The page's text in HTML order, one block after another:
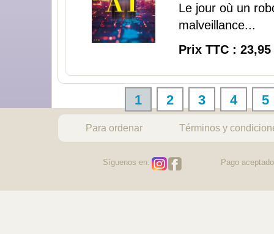
Le jour où un
malveillance...
Prix TTC : 23,95
1 2 3 4 5
Para ordenar Términos y
Síguenos en: Pago